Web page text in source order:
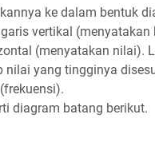
ke dalam bentuk
vertikal (menyatakan
(menyatakan nilai).
nilai yang tingginya
diagram batang berikut.